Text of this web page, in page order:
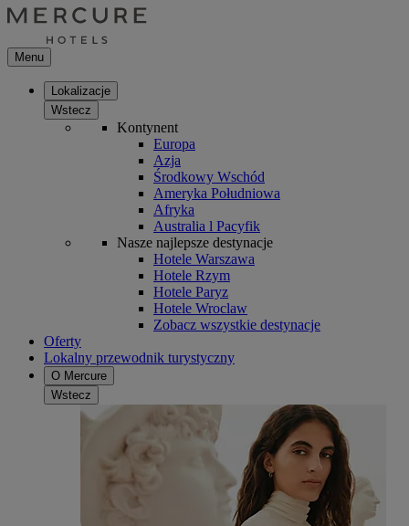
Menu
Lokalizacje
Wstecz
Kontynent
Europa
Azja
Środkowy Wschód
Ameryka Południowa
Afryka
Australia l Pacyfik
Nasze najlepsze destynacje
Hotele Warszawa
Hotele Rzym
Hotele Paryz
Hotele Wroclaw
Zobacz wszystkie destynacje
Oferty
Lokalny przewodnik turystyczny
O Mercure
Wstecz